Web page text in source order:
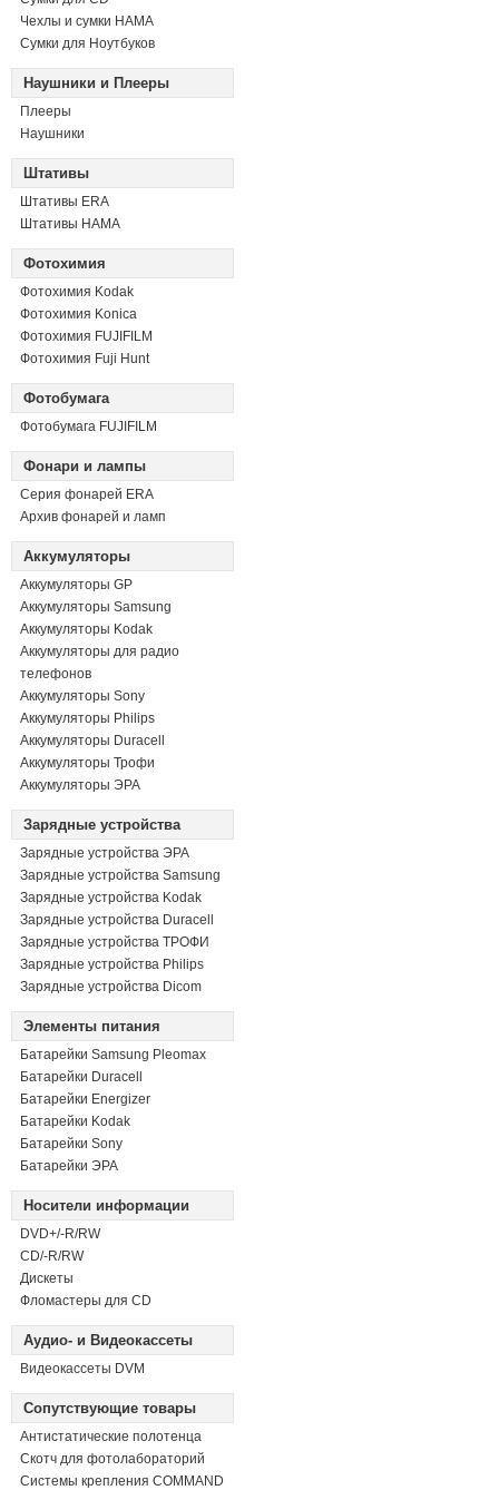
Чехлы и сумки HAMA
Сумки для Ноутбуков
Наушники и Плееры
Плееры
Наушники
Штативы
Штативы ERA
Штативы HAMA
Фотохимия
Фотохимия Kodak
Фотохимия Konica
Фотохимия FUJIFILM
Фотохимия Fuji Hunt
Фотобумага
Фотобумага FUJIFILM
Фонари и лампы
Серия фонарей ERA
Архив фонарей и ламп
Аккумуляторы
Аккумуляторы GP
Аккумуляторы Samsung
Аккумуляторы Kodak
Аккумуляторы для радио
телефонов
Аккумуляторы Sony
Аккумуляторы Philips
Аккумуляторы Duracell
Аккумуляторы Трофи
Аккумуляторы ЭРА
Зарядные устройства
Зарядные устройства ЭРА
Зарядные устройства Samsung
Зарядные устройства Kodak
Зарядные устройства Duracell
Зарядные устройства ТРОФИ
Зарядные устройства Philips
Зарядные устройства Dicom
Элементы питания
Батарейки Samsung Pleomax
Батарейки Duracell
Батарейки Energizer
Батарейки Kodak
Батарейки Sony
Батарейки ЭРА
Носители информации
DVD+/-R/RW
СD/-R/RW
Дискеты
Фломастеры для CD
Аудио- и Видеокассеты
Видеокассеты DVM
Сопутствующие товары
Антистатические полотенца
Скотч для фотолабораторий
Системы крепления COMMAND